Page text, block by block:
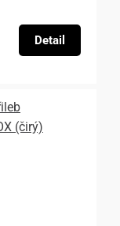
Detail
(čirý)